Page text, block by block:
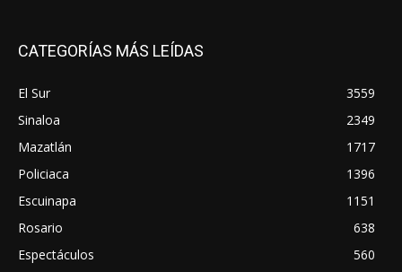
CATEGORÍAS MÁS LEÍDAS
El Sur
3559
Sinaloa
2349
Mazatlán
1717
Policiaca
1396
Escuinapa
1151
Rosario
638
Espectáculos
560